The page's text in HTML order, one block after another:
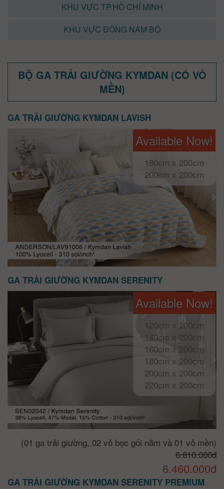
KHU VỰC TP.HỒ CHÍ MINH
KHU VỰC ĐÔNG NAM BỘ
BỘ GA TRẢI GIƯỜNG KYMDAN (CÓ VỎ
MỀN)
GA TRẢI GIƯỜNG KYMDAN LAVISH
Available Now!
180cm x 200cm
200cm x 200cm
GA TRẢI GIƯỜNG KYMDAN SERENITY
Available Now!
120cm x 200cm
140cm x 200cm
160cm x 200cm
180cm x 200cm
200cm x 200cm
220cm x 200cm
(01 ga trải giường, 02 vỏ bọc gối nằm và 01 vỏ mền)
6.810.000đ
6.460.000đ
GA TRẢI GIƯỜNG KYMDAN SERENITY PREMIUM